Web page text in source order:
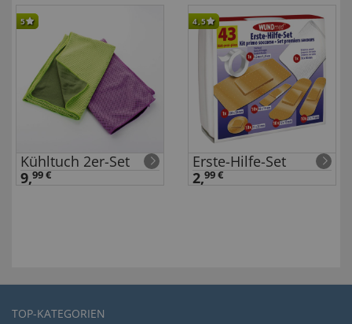
5
Kühltuch 2er-Set
9,99 €
4,5
Erste-Hilfe-Set
2,99 €
TOP-KATEGORIEN